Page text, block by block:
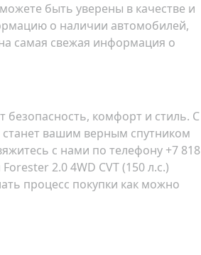
быть уверены в качестве и
о наличии автомобилей,
самая свежая информация о
безопасность, комфорт и стиль. С
вашим верным спутником
с нами по телефону +7 818
2.0 4WD CVT (150 л.с.)
процесс покупки как можно